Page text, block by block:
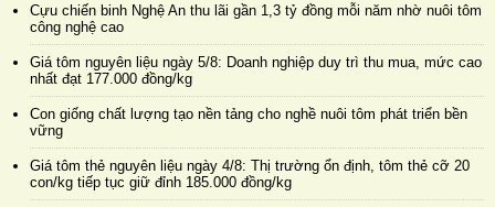
Cựu chiến binh Nghệ An thu lãi gần 1,3 tỷ đồng mỗi năm nhờ nuôi tôm
công nghệ cao
Giá tôm nguyên liệu ngày 5/8: Doanh nghiệp duy trì thu mua, mức cao
nhất đạt 177.000 đồng/kg
Con giống chất lượng tạo nền tảng cho nghề nuôi tôm phát triển bền
vững
Giá tôm thẻ nguyên liệu ngày 4/8: Thị trường ổn định, tôm thẻ cỡ 20
con/kg tiếp tục giữ đỉnh 185.000 đồng/kg